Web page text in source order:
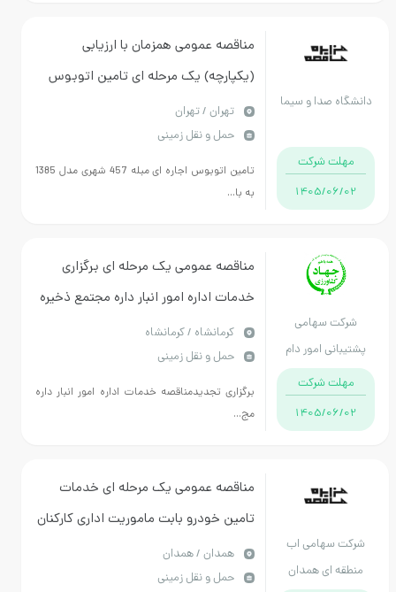
دانشگاه صدا و سیما
مهلت شرکت
1405/06/02
مناقصه عمومی همزمان با ارزیابی
(یکپارچه) یک مرحله ای تامین اتوبوس
جهت ارائه سرویس های ایاب و ذهاب
عمومی دانشجویان
تهران / تهران
حمل و نقل زمینی
تامین اتوبوس اجاره ای مبله 457 شهری مدل 1385
به با...
شرکت سهامی
پشتیبانی امور دام
کشور
مهلت شرکت
1405/06/02
مناقصه عمومی یک مرحله ای برگزاری
خدمات اداره امور انبار داره مجتمع ذخیره
علوفه بیستون
كرمانشاه / کرمانشاه
حمل و نقل زمینی
برگزاری تجدیدمناقصه خدمات اداره امور انبار داره
مج...
شرکت سهامی اب
منطقه ای همدان
مناقصه عمومی یک مرحله ای خدمات
تامین خودرو بابت ماموریت اداری کارکنان
شركت آب منطقه اي همدان (1405)
همدان / همدان
حمل و نقل زمینی